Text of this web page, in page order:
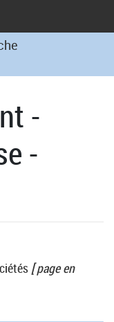
-
-
[ page en